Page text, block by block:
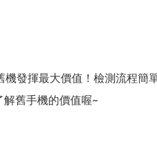
發揮最大價值！檢測流程簡
舊手機的價值喔~